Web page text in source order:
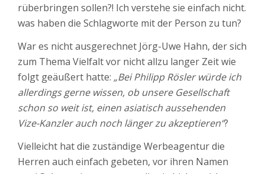
rüberbringen sollen?! Ich verstehe sie einfach nicht.
was haben die Schlagworte mit der Person zu tun?
War es nicht ausgerechnet Jörg-Uwe Hahn, der sich
zum Thema Vielfalt vor nicht allzu langer Zeit wie
folgt geäußert hatte: „Bei Philipp Rösler würde ich
allerdings gerne wissen, ob unsere Gesellschaft
schon so weit ist, einen asiatisch aussehenden
Vize-Kanzler auch noch länger zu akzeptieren“?
Vielleicht hat die zuständige Werbeagentur die
Herren auch einfach gebeten, vor ihren Namen